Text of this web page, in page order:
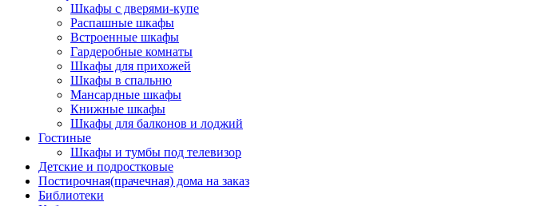
Шкафы с дверями-купе
Распашные шкафы
Встроенные шкафы
Гардеробные комнаты
Шкафы для прихожей
Шкафы в спальню
Мансардные шкафы
Книжные шкафы
Шкафы для балконов и лоджий
Гостиные
Шкафы и тумбы под телевизор
Детские и подростковые
Постирочная(прачечная) дома на заказ
Библиотеки